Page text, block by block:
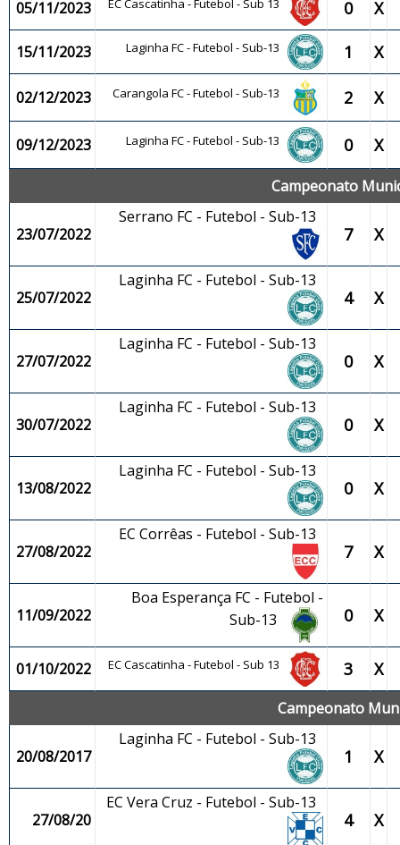
05/11/2023 EC Cascatinha - Futebol - Sub 13 0 X
15/11/2023 Laginha FC - Futebol - Sub-13 1 X
02/12/2023 Carangola FC - Futebol - Sub-13 2 X
09/12/2023 Laginha FC - Futebol - Sub-13 0 X
Campeonato
23/07/2022
Serrano FC - Futebol - Sub-13
7 X
25/07/2022
Laginha FC - Futebol - Sub-13
4 X
27/07/2022
Laginha FC - Futebol - Sub-13
0 X
30/07/2022
Laginha FC - Futebol - Sub-13
0 X
13/08/2022
Laginha FC - Futebol - Sub-13
0 X
27/08/2022
EC Corrêas - Futebol - Sub-13
7 X
11/09/2022
Boa Esperança FC - Futebol -
Sub-13
0 X
01/10/2022 EC Cascatinha - Futebol - Sub 13 3 X
Campeonato
20/08/2017
Laginha FC - Futebol - Sub-13
1 X
27/08/20
EC Vera Cruz - Futebol - Sub-13
4 X